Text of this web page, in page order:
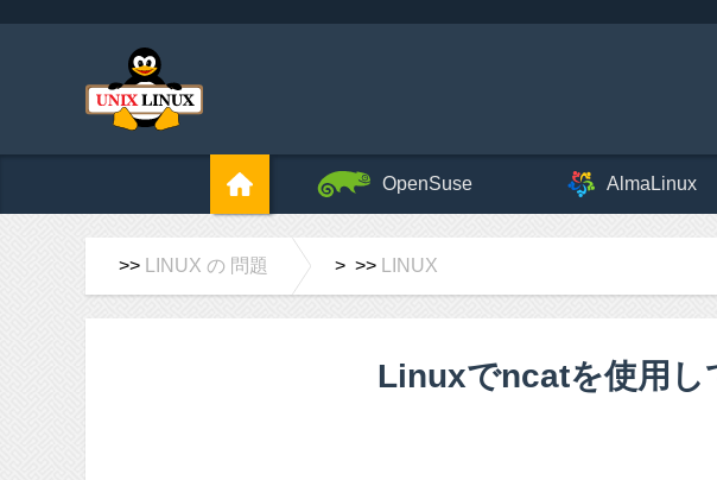
OpenSuse AlmaLinux
>> LINUX の 問題 > >> LINUX
Linuxでncatを使用し